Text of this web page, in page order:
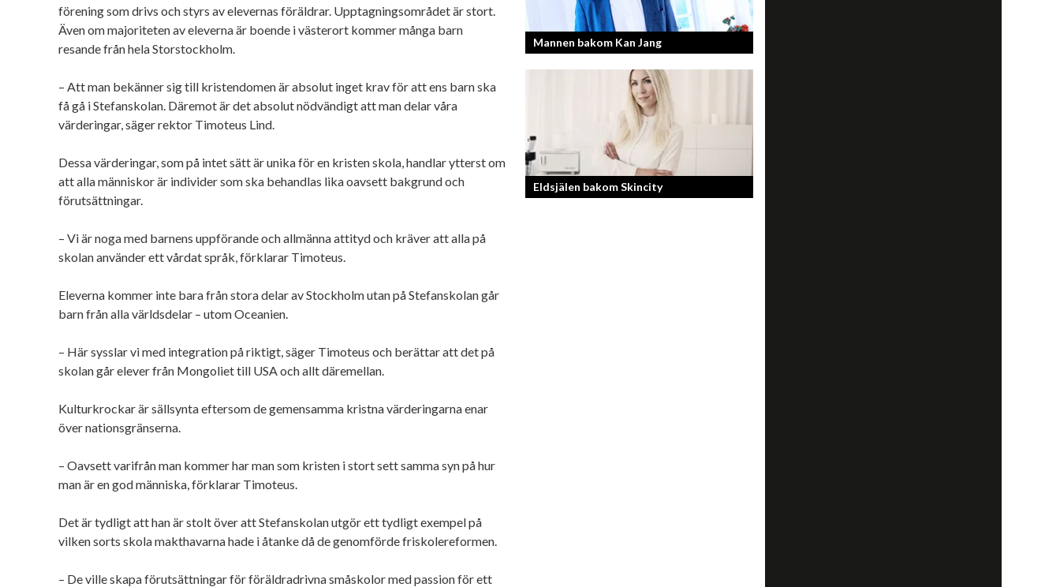
förening som drivs och styrs av elevernas föräldrar. Upptagningsområdet är stort.
Även om majoriteten av eleverna är boende i västerort kommer många barn
resande från hela Storstockholm.
– Att man bekänner sig till kristendomen är absolut inget krav för att ens barn ska
få gå i Stefanskolan. Däremot är det absolut nödvändigt att man delar våra
värderingar, säger rektor Timoteus Lind.
Dessa värderingar, som på intet sätt är unika för en kristen skola, handlar ytterst om
att alla människor är individer som ska behandlas lika oavsett bakgrund och
förutsättningar.
– Vi är noga med barnens uppförande och allmänna attityd och kräver att alla på
skolan använder ett vårdat språk, förklarar Timoteus.
Eleverna kommer inte bara från stora delar av Stockholm utan på Stefanskolan går
barn från alla världsdelar – utom Oceanien.
– Här sysslar vi med integration på riktigt, säger Timoteus och berättar att det på
skolan går elever från Mongoliet till USA och allt däremellan.
Kulturkrockar är sällsynta eftersom de gemensamma kristna värderingarna enar
över nationsgränserna.
– Oavsett varifrån man kommer har man som kristen i stort sett samma syn på hur
man är en god människa, förklarar Timoteus.
Det är tydligt att han är stolt över att Stefanskolan utgör ett tydligt exempel på
vilken sorts skola makthavarna hade i åtanke då de genomförde friskolereformen.
– De ville skapa förutsättningar för föräldradrivna småskolor med passion för ett
Mannen bakom Kan Jang
Georg Wikman är grundaren bakom
hälsopreparaten Arctic Root, Kan Jang,
Chisan och nya Adapt-serien.
Eldsjälen bakom Skincity